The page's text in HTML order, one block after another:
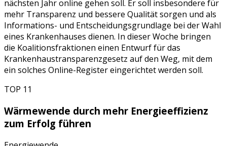
nächsten Jahr online gehen soll. Er soll insbesondere für
mehr Transparenz und bessere Qualität sorgen und als
Informations- und Entscheidungsgrundlage bei der Wahl
eines Krankenhauses dienen. In dieser Woche bringen
die Koalitionsfraktionen einen Entwurf für das
Krankenhaustransparenzgesetz auf den Weg, mit dem
ein solches Online-Register eingerichtet werden soll.
TOP 11
Wärmewende durch mehr Energieeffizienz
zum Erfolg führen